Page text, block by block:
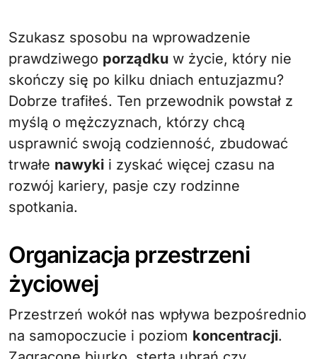
Szukasz sposobu na wprowadzenie
prawdziwego porządku w życie, który nie
skończy się po kilku dniach entuzjazmu?
Dobrze trafiłeś. Ten przewodnik powstał z
myślą o mężczyznach, którzy chcą
usprawnić swoją codzienność, zbudować
trwałe nawyki i zyskać więcej czasu na
rozwój kariery, pasje czy rodzinne
spotkania.
Organizacja przestrzeni
życiowej
Przestrzeń wokół nas wpływa bezpośrednio
na samopoczucie i poziom koncentracji.